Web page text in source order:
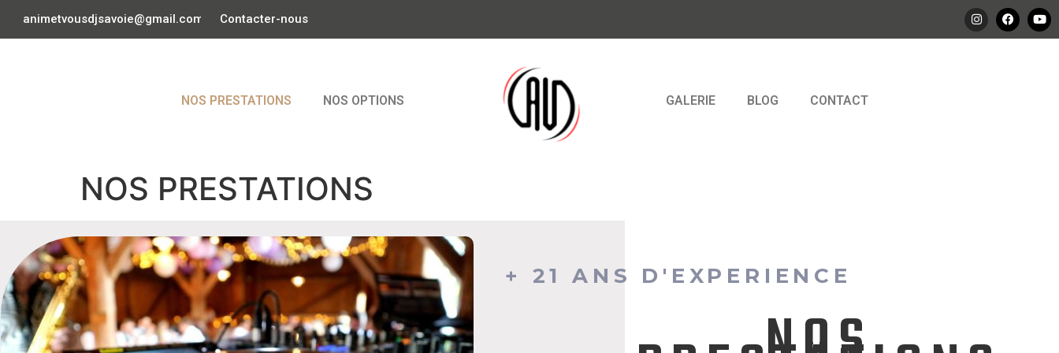
animetvousdjsavoie@gmail.com Contacter-nous
NOS PRESTATIONS NOS OPTIONS GALERIE BLOG CONTACT
NOS PRESTATIONS
+ 21 ANS D'EXPERIENCE